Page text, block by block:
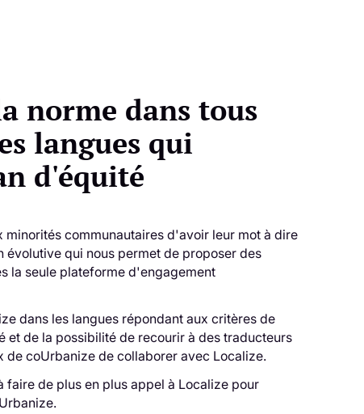
norme dans tous
langues qui
d'équité
communautaires d'avoir leur mot à dire
évolutive qui nous permet de proposer des
la seule plateforme d'engagement
dans les langues répondant aux critères de
de la possibilité de recourir à des traducteurs
de coUrbanize de collaborer avec Localize.
faire de plus en plus appel à Localize pour